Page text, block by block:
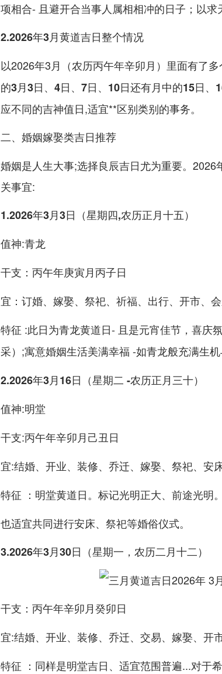
项相合- 且避开合当事人属相相冲的日子；以求
2.2026年3月黄道吉日整个情况
以2026年3月（农历丙午年辛卯月）里面有了
的3月3日、4日、7日、10日还有月中的15日、
应不同的吉神值日,适宜**区别类别的事务。
二、婚姻嫁娶类吉日推荐
婚姻是人生大事;选择良辰吉日尤为重要。
关事宜:
1.2026年3月3日（星期四,农历正月十五）
值神:青龙
干支 ：丙午年庚寅月丙子日
宜 ：订婚、嫁娶、祭祀、祈福、出行、开市、
特征 :此日为青龙黄道日- 且是元宵佳节，喜庆
采） ;寓意婚姻生活美满幸福 -如青龙般充满生
2.2026年3月16日（星期二 -农历正月三十）
值神:明堂
干支:丙午年辛卯月己丑日
宜:结婚、开业、装修、乔迁、嫁娶、祭祀、安
特征 ：明堂黄道日。标记光明正大、前途光明
也适宜共同进行安床、祭祀等婚俗仪式。
3.2026年3月30日（星期一，农历二月十二）
干支 ：丙午年辛卯月癸卯日
宜:结婚、开业、装修、乔迁、交易、嫁娶、开
特征 ：同样是明堂吉日、适宜范围普遍...对于